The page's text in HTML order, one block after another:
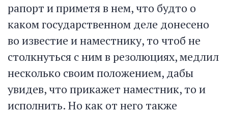
рапорт и приметя в нем, что будто о
каком государственном деле донесено
во известие и наместнику, то чтоб не
столкнуться с ним в резолюциях, медлил
несколько своим положением, дабы
увидев, что прикажет наместник, то и
исполнить. Но как от него также